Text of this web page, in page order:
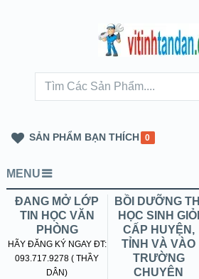
SẢN PHẨM BẠN THÍCH 0
MENU
ĐANG MỞ LỚP
TIN HỌC VĂN
PHÒNG
HÃY ĐĂNG KÝ NGAY ĐT:
093.717.9278 ( THẦY
DÂN)
BỒI DƯỠNG THI
HỌC SINH GIỎI
CẤP HUYỆN,
TỈNH VÀ VÀO
TRƯỜNG
CHUYÊN